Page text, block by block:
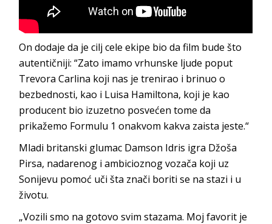
On dodaje da je cilj cele ekipe bio da film bude što
autentičniji: “Zato imamo vrhunske ljude poput
Trevora Carlina koji nas je trenirao i brinuo o
bezbednosti, kao i Luisa Hamiltona, koji je kao
producent bio izuzetno posvećen tome da
prikažemo Formulu 1 onakvom kakva zaista jeste.“
Mladi britanski glumac Damson Idris igra Džoša
Pirsa, nadarenog i ambicioznog vozača koji uz
Sonijevu pomoć uči šta znači boriti se na stazi i u
životu.
„Vozili smo na gotovo svim stazama. Moj favorit je